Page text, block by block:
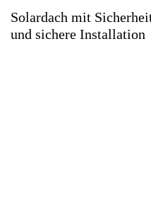
Solardach mit
und sichere Installation